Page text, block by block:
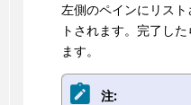
左側のペインにリス
トされます。完了した
ます。
注: